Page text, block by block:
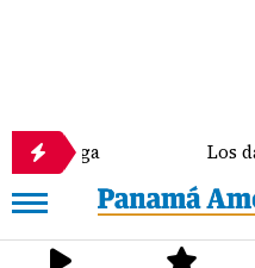
Los daños